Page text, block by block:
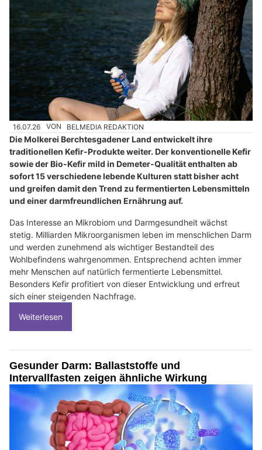
16.07.26 VON BELMEDIA REDAKTION
Die Molkerei Berchtesgadener Land entwickelt ihre
traditionellen Kefir-Produkte weiter. Der konventionelle Kefir
sowie der Bio-Kefir mild in Demeter-Qualität enthalten ab
sofort 15 verschiedene lebende Kulturen statt bisher acht
und greifen damit den Trend zu fermentierten Lebensmitteln
und einer darmfreundlichen Ernährung auf.
Das Interesse an Mikrobiom und Darmgesundheit wächst
stetig. Milliarden Mikroorganismen leben im menschlichen Darm
und werden zunehmend als wichtiger Bestandteil des
Wohlbefindens wahrgenommen. Entsprechend achten immer
mehr Menschen auf natürlich fermentierte Lebensmittel.
Besonders Kefir profitiert von dieser Entwicklung und erfreut
sich einer steigenden Nachfrage.
Weiterlesen
Gesunder Darm: Ballaststoffe und
Intervallfasten zeigen ähnliche Wirkung